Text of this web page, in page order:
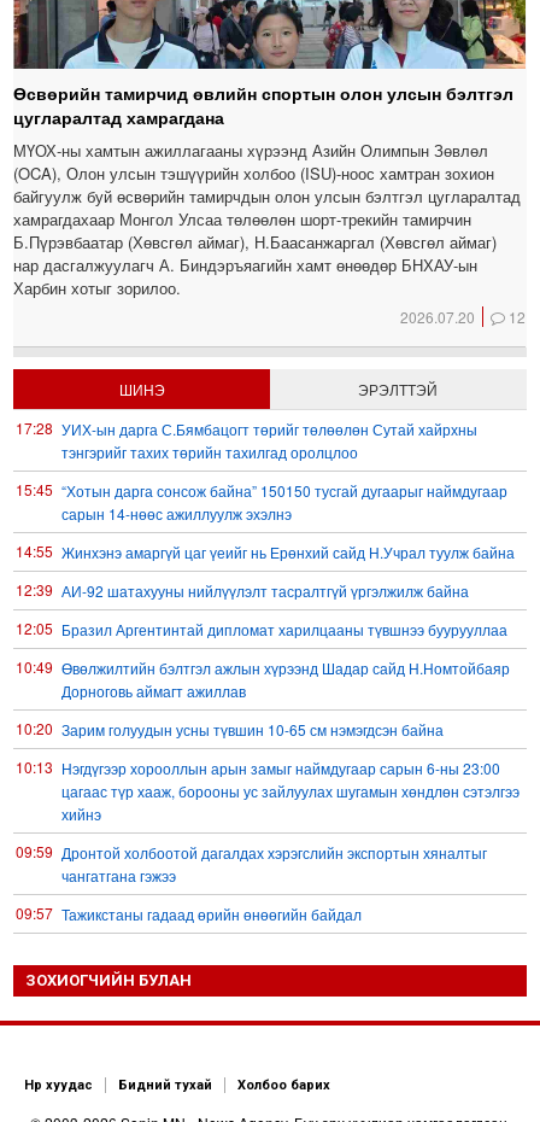
Өсвөрийн тамирчид өвлийн спортын олон улсын бэлтгэл
цугларалтад хамрагдана
МҮОХ-ны хамтын ажиллагааны хүрээнд Азийн Олимпын Зөвлөл
(OCA), Олон улсын тэшүүрийн холбоо (ISU)-ноос хамтран зохион
байгуулж буй өсвөрийн тамирчдын олон улсын бэлтгэл цугларалтад
хамрагдахаар Монгол Улсаа төлөөлөн шорт-трекийн тамирчин
Б.Пүрэвбаатар (Хөвсгөл аймаг), Н.Баасанжаргал (Хөвсгөл аймаг)
нар дасгалжуулагч А. Биндэръяагийн хамт өнөөдөр БНХАУ-ын
Харбин хотыг зорилоо.
2026.07.20 12
ШИНЭ
ЭРЭЛТТЭЙ
17:28 УИХ-ын дарга С.Бямбацогт төрийг төлөөлөн Сутай хайрхны
тэнгэрийг тахих төрийн тахилгад оролцлоо
15:45 “Хотын дарга сонсож байна” 150150 тусгай дугаарыг наймдугаар
сарын 14-нөөс ажиллуулж эхэлнэ
14:55 Жинхэнэ амаргүй цаг үеийг нь Ерөнхий сайд Н.Учрал туулж байна
12:39 АИ-92 шатахууны нийлүүлэлт тасралтгүй үргэлжилж байна
12:05 Бразил Аргентинтай дипломат харилцааны түвшнээ буурууллаа
10:49 Өвөлжилтийн бэлтгэл ажлын хүрээнд Шадар сайд Н.Номтойбаяр
Дорноговь аймагт ажиллав
10:20 Зарим голуудын усны түвшин 10-65 см нэмэгдсэн байна
10:13 Нэгдүгээр хорооллын арын замыг наймдугаар сарын 6-ны 23:00
цагаас түр хааж, борооны ус зайлуулах шугамын хөндлөн сэтэлгээ
хийнэ
09:59 Дронтой холбоотой дагалдах хэрэгслийн экспортын хяналтыг
чангатгана гэжээ
09:57 Тажикстаны гадаад өрийн өнөөгийн байдал
09:22 Үндсэн хууль зөрчсөн Х.Булгантуяа, үндэсний эв нэгдэлд
Омантай тохиролцоонд хүрчээ
Оюу толгойгоос “Рио Тинто” ашиг хүртэж эхэлсэн ч Монгол Улс өр
ЗОХИОГЧИЙН БУЛАН
Нүүр хуудас Бидний тухай Холбоо барих